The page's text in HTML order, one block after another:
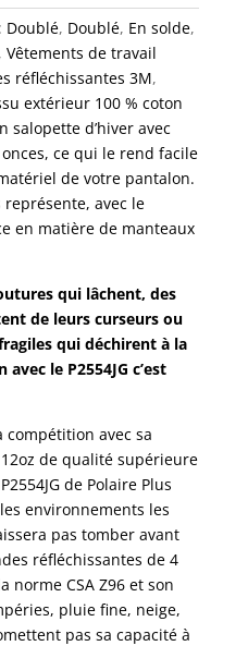
Doublé, Doublé, En solde,
Vêtements de travail
réfléchissantes 3M,
extérieur 100 % coton
salopette d’hiver avec
ce qui le rend facile
de votre pantalon.
représente, avec le
en matière de manteaux
qui lâchent, des
de leurs curseurs ou
qui déchirent à la
le P2554JG c’est
avec sa
de qualité supérieure
de Polaire Plus
environnements les
pas tomber avant
réfléchissantes de 4
norme CSA Z96 et son
pluie fine, neige,
pas sa capacité à